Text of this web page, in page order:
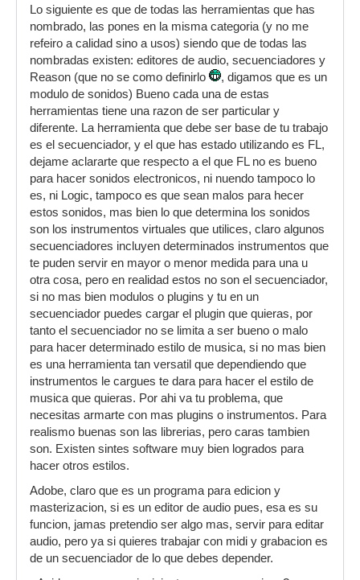
bueno para hacer sonidos electrónicos (hacer un
Trance en 2 horas) y permite grabar audio, pero
si quieres el sonido realista de un violín o algún
instrumento acústico no es para nada bueno; he
usado el Fl y el Reason juntos por medio del
Rewire, pero es un poco dispendioso trabajar
asi; he usado el Adobe Audition 3.0 este es mas
bien un programa de edición y masterización, el
Acid Pro me parece un programa poco
profesional o para principiantes, no para
músicos; el Audacity, me parece el programa de
grabación mas fácil de manejar que hay, pero
deteriora el sonido, quedan mejor las
grabaciones en el FL. En fin...He escuchado
hablar de programas mucho mas profesionales
como el Logic (Creo que es solo para MC OS), el
Cubase o el Pro Tools, he escuchado que para
correr este ultimo es necesario una tarjeta de
sonido especial, y una maquina de otro planeta.
Bueno después de toda esta "carreta" le pido el
favor a alguien que halla tenido un buen
recorrido y me recomiende una herramienta
versátil, es casi para enloquecerse, pero el
mercado ahora esta invadido de programas para
crear, editar, grabar y masterizar música, y no
por que no sean conocidos, quiere decir que no
sean buenos...si alguien puede recomendarme
el que considere el MEJOR PROGRAMA PARA
HACER MUSICA sin tener que comprar una
súper computadora, lo tomare muy en
cuenta...Incluso tengo listo para instalar el
Ableton Live en mi computador pero quisiera que
alguien me orientara primero.
Lo siguiente es que de todas las herramientas que has
nombrado, las pones en la misma categoria (y no me
refeiro a calidad sino a usos) siendo que de todas las
nombradas existen: editores de audio, secuenciadores y
Reason (que no se como definirlo
, digamos que es un
modulo de sonidos) Bueno cada una de estas
herramientas tiene una razon de ser particular y
diferente. La herramienta que debe ser base de tu trabajo
es el secuenciador, y el que has estado utilizando es FL,
dejame aclararte que respecto a el que FL no es bueno
para hacer sonidos electronicos, ni nuendo tampoco lo
es, ni Logic, tampoco es que sean malos para hecer
estos sonidos, mas bien lo que determina los sonidos
son los instrumentos virtuales que utilices, claro algunos
secuenciadores incluyen determinados instrumentos que
te puden servir en mayor o menor medida para una u
otra cosa, pero en realidad estos no son el secuenciador,
si no mas bien modulos o plugins y tu en un
secuenciador puedes cargar el plugin que quieras, por
tanto el secuenciador no se limita a ser bueno o malo
para hacer determinado estilo de musica, si no mas bien
es una herramienta tan versatil que dependiendo que
instrumentos le cargues te dara para hacer el estilo de
musica que quieras. Por ahi va tu problema, que
necesitas armarte con mas plugins o instrumentos. Para
realismo buenas son las librerias, pero caras tambien
son. Existen sintes software muy bien logrados para
hacer otros estilos.
Adobe, claro que es un programa para edicion y
masterizacion, si es un editor de audio pues, esa es su
funcion, jamas pretendio ser algo mas, servir para editar
audio, pero ya si quieres trabajar con midi y grabacion es
de un secuenciador de lo que debes depender.